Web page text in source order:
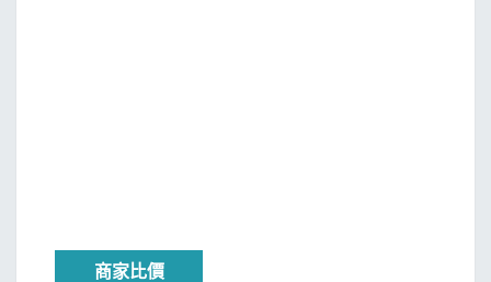
商家比價